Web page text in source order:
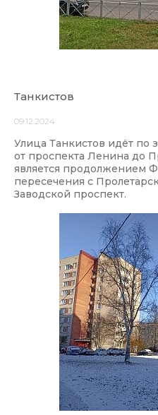
Танкистов
09.12.2024
Улица Танкистов идёт по
от проспекта Ленина до
является продолжением
пересечения с
Заводской проспект.